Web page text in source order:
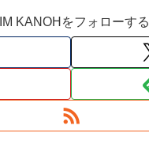
KANOHをフォローする